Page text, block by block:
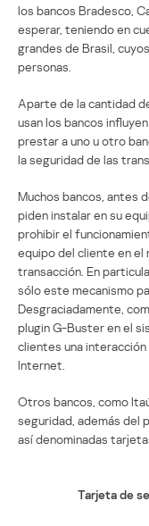
los bancos Bradesco,
esperar, teniendo en
grandes de Brasil,
personas.
Aparte de la cantidad
usan los bancos
prestar a uno u otro
la seguridad de las
Muchos bancos, antes
piden instalar en su
prohibir el
equipo del cliente en el
transacción. En
sólo este mecanismo
Desgraciadamente,
plugin G-Buster en el
clientes una
Internet.
Otros bancos, como
seguridad, además del
así denominadas
Tarjeta de